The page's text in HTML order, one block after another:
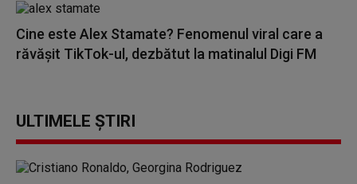
Cine este Alex Stamate? Fenomenul viral care a
răvășit TikTok-ul, dezbătut la matinalul Digi FM
ULTIMELE ȘTIRI